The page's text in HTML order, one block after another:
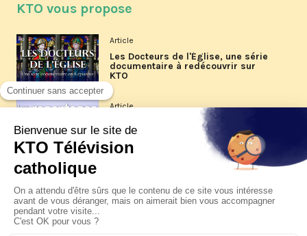
KTO vous propose
Article
Les Docteurs de l'Église, une série
documentaire à redécouvrir sur
KTO
Article
Les reportages d'été 2026 de KTO
La visite pastorale du pape Léon
XIV à Assise à suivre sur KTO le
jeudi 6 août